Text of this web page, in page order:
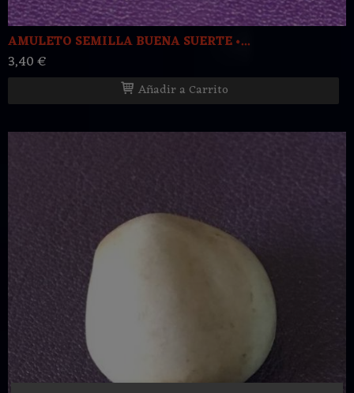
AMULETO SEMILLA BUENA SUERTE •...
3,40 €
Añadir a Carrito